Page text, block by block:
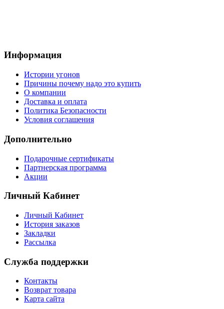
Информация
Истории угонов
Причины почему надо это купить
О компании
Доставка и оплата
Политика Безопасности
Условия соглашения
Дополнительно
Подарочные сертификаты
Партнерская программа
Акции
Личный Кабинет
Личный Кабинет
История заказов
Закладки
Рассылка
Служба поддержки
Контакты
Возврат товара
Карта сайта